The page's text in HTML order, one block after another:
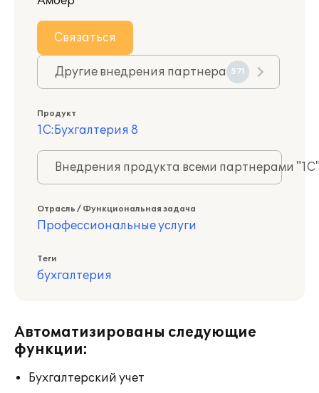
Связаться
Другие внедрения партнера 571
Продукт
1С:Бухгалтерия 8
Внедрения продукта всеми партнерами
Отрасль / Функциональная задача
Профессиональные услуги
Теги
бухгалтерия
Автоматизированы следующие
функции:
Бухгалтерский учет